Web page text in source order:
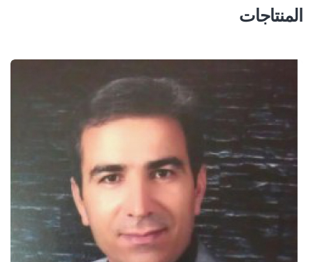
المنتاجات